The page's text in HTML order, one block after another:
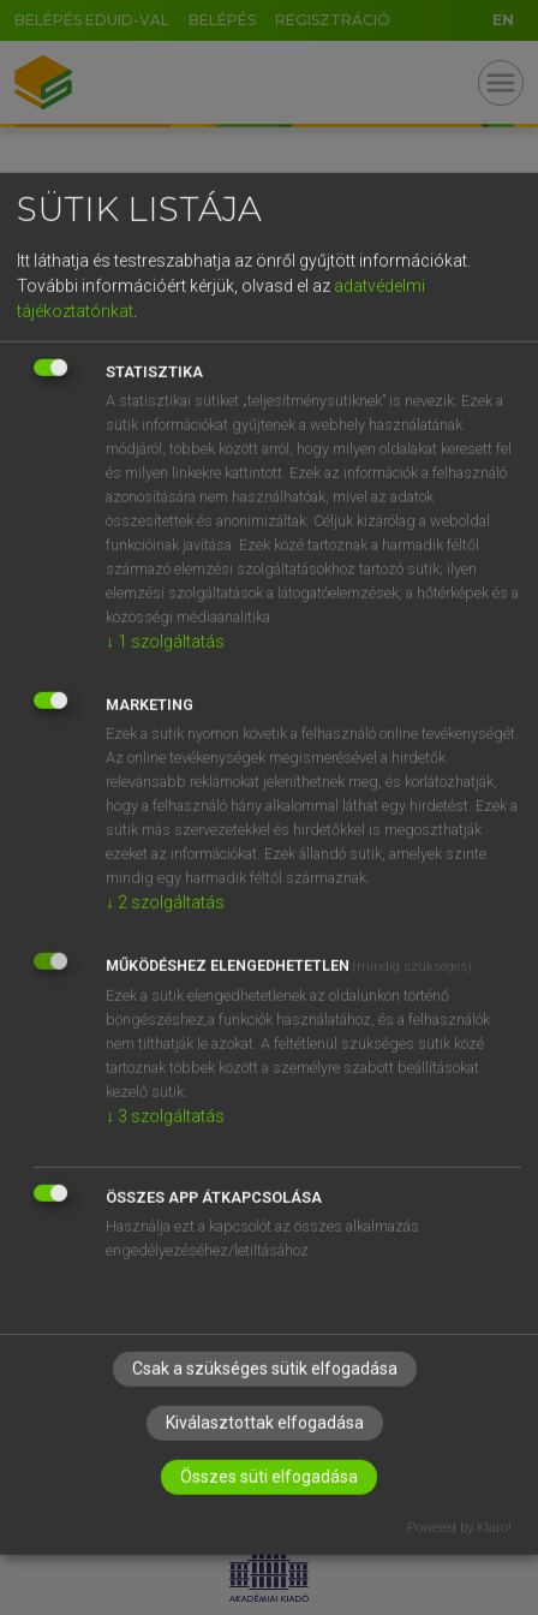
BELÉPÉS EDUID-VAL BELÉPÉS REGISZTRÁCIÓ EN
menu
OOOOPS!
SZOTAR.NET APPLIKÁCIÓ
MICROSOFT OFFICE BŐVÍTMÉNY
BEÉPÜLŐ SZÓTÁRMODUL
ONLINE NYELVVIZSGA
EGYÉNI FELHASZNÁLÓKNAK
TANULÓKNAK
OKTATÁSI INTÉZMÉNYEKNEK
VÁLLALATI MEGOLDÁSOK
RÓLUNK
ELÉRHETŐSÉG
SÜTI BEÁLLÍTÁSOK
LICENCSZERZŐDÉS ADATVÉDELEM
SÜTIK LISTÁJA
Itt láthatja és testreszabhatja az önről gyűjtött információkat.
További információért kérjük, olvasd el az adatvédelmi
tájékoztatónkat
STATISZTIKA
A statisztikai sütiket „teljesítménysütiknek” is nevezik. Ezek a
sütik információkat gyűjtenek a webhely használatának
módjáról, többek között arról, hogy milyen oldalakat keresett fel
és milyen linkekre kattintott. Ezek az információk a felhasználó
azonosítására nem használhatóak, mivel az adatok
összesítettek és anonimizáltak. Céljuk kizárólag a weboldal
funkcióinak javítása. Ezek közé tartoznak a harmadik féltől
származó elemzési szolgáltatásokhoz tartozó sütik; ilyen
elemzési szolgáltatások a látogatóelemzések, a hőtérképek és a
közösségi médiaanalitika.
↓ 1 szolgáltatás
MARKETING
Ezek a sütik nyomon követik a felhasználó online tevékenységét.
Az online tevékenységek megismerésével a hirdetők
relevánsabb reklámokat jeleníthetnek meg, és korlátozhatják,
hogy a felhasználó hány alkalommal láthat egy hirdetést. Ezek a
sütik más szervezetekkel és hirdetőkkel is megoszthatják
ezeket az információkat. Ezek állandó sütik, amelyek szinte
mindig egy harmadik féltől származnak.
↓ 2 szolgáltatás
MŰKÖDÉSHEZ ELENGEDHETETLEN (mindig szükséges)
Ezek a sütik elengedhetetlenek az oldalunkon történő
böngészéshez,a funkciók használatához, és a felhasználók
nem tilthatják le azokat. A feltétlenül szükséges sütik közé
tartoznak többek között a személyre szabott beállításokat
kezelő sütik.
↓ 3 szolgáltatás
ÖSSZES APP ÁTKAPCSOLÁSA
Használja ezt a kapcsolót az összes alkalmazás
engedélyezéséhez/letiltásához.
Csak a szükséges sütik elfogadása
Kiválasztottak elfogadása
Összes süti elfogadása
Powered by Klaro!
GR
5
g h k l
v b n m , . - AltGr